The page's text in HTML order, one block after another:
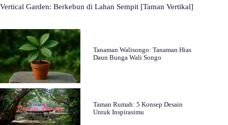
Vertical Garden: Berkebun di Lahan Sempit [Taman Vertikal]
Tanaman Walisongo: Tanaman Hias
Daun Bunga Wali Songo
Taman Rumah: 5 Konsep Desain
Untuk Inspirasimu